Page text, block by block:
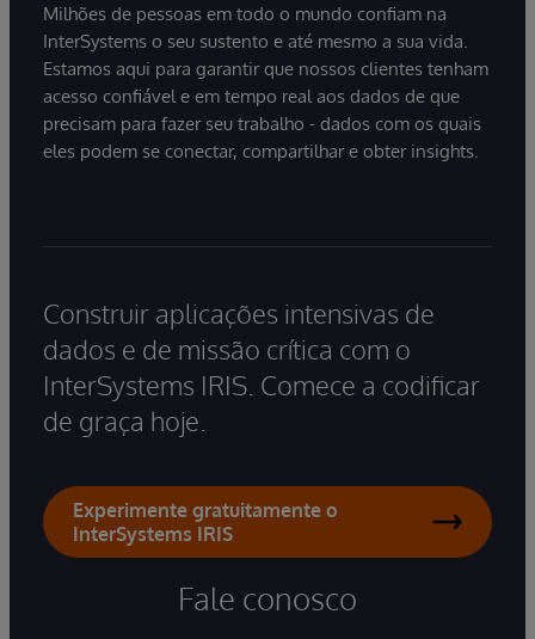
Milhões de pessoas em todo o mundo confiam na
InterSystems o seu sustento e até mesmo a sua vida.
Estamos aqui para garantir que nossos clientes tenham
acesso confiável e em tempo real aos dados de que
precisam para fazer seu trabalho - dados com os quais
eles podem se conectar, compartilhar e obter insights.
Construir aplicações intensivas de
dados e de missão crítica com o
InterSystems IRIS. Comece a codificar
de graça hoje.
Experimente gratuitamente o
InterSystems IRIS
Fale conosco